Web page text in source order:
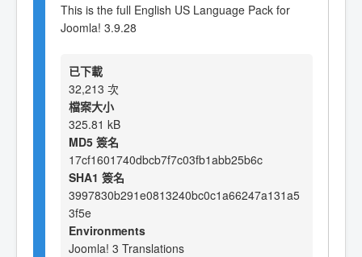
This is the full English US Language Pack for
Joomla! 3.9.28
已下載
32,213 次
檔案大小
325.81 kB
MD5 簽名
17cf1601740dbcb7f7c03fb1abb25b6c
SHA1 簽名
3997830b291e0813240bc0c1a66247a131a5
3f5e
Environments
Joomla! 3 Translations